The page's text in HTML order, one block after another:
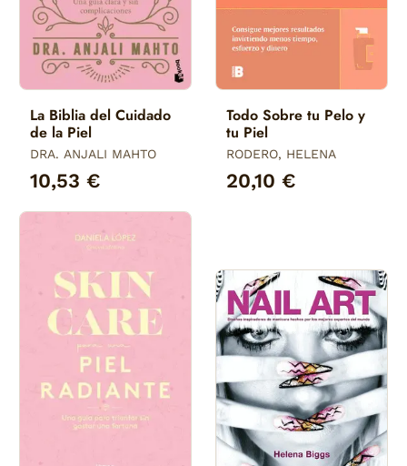
La Biblia del Cuidado
de la Piel
DRA. ANJALI MAHTO
10,53 €
Todo Sobre tu Pelo y
tu Piel
RODERO, HELENA
20,10 €